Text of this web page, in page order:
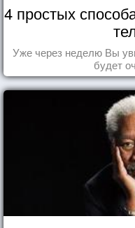
4 простых
Уже через неделю Вы
будет